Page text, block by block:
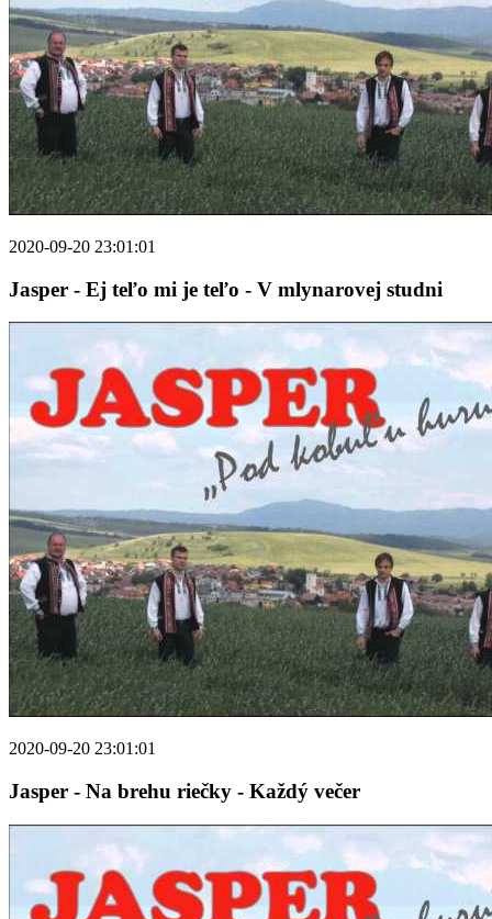
2020-09-20 23:01:01
Jasper - Ej teľo mi je teľo - V mlynarovej studni
2020-09-20 23:01:01
Jasper - Na brehu riečky - Každý večer